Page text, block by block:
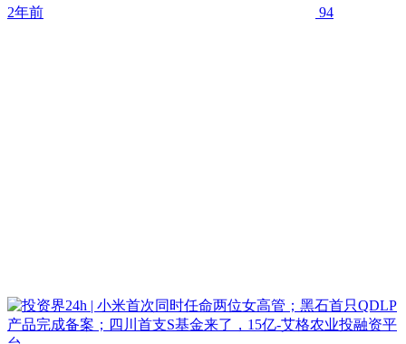
2年前 94